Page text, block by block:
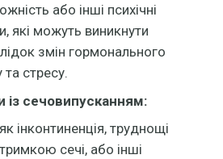
або інші психічні
які можуть виникнути
змін гормонального
та стресу.
із сечовипусканням:
інконтиненція, труднощі
сечі, або інші